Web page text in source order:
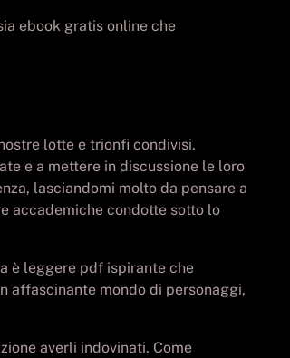
ebook gratis online che
lotte e trionfi condivisi.
e a mettere in discussione le loro
lasciandomi molto da pensare a
accademiche condotte sotto lo
è leggere pdf ispirante che
affascinante mondo di personaggi,
averli indovinati. Come